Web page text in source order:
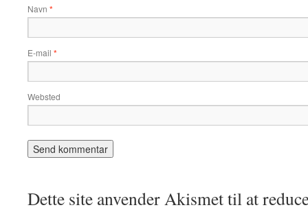
Navn *
E-mail *
Websted
Dette site anvender Akismet til at